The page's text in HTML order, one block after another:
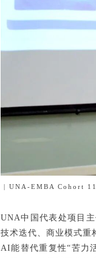
| UNA-EMBA Cohort 11
UNA中国代表处项目
技术迭代、商业模式重
AI能替代重复性“苦力